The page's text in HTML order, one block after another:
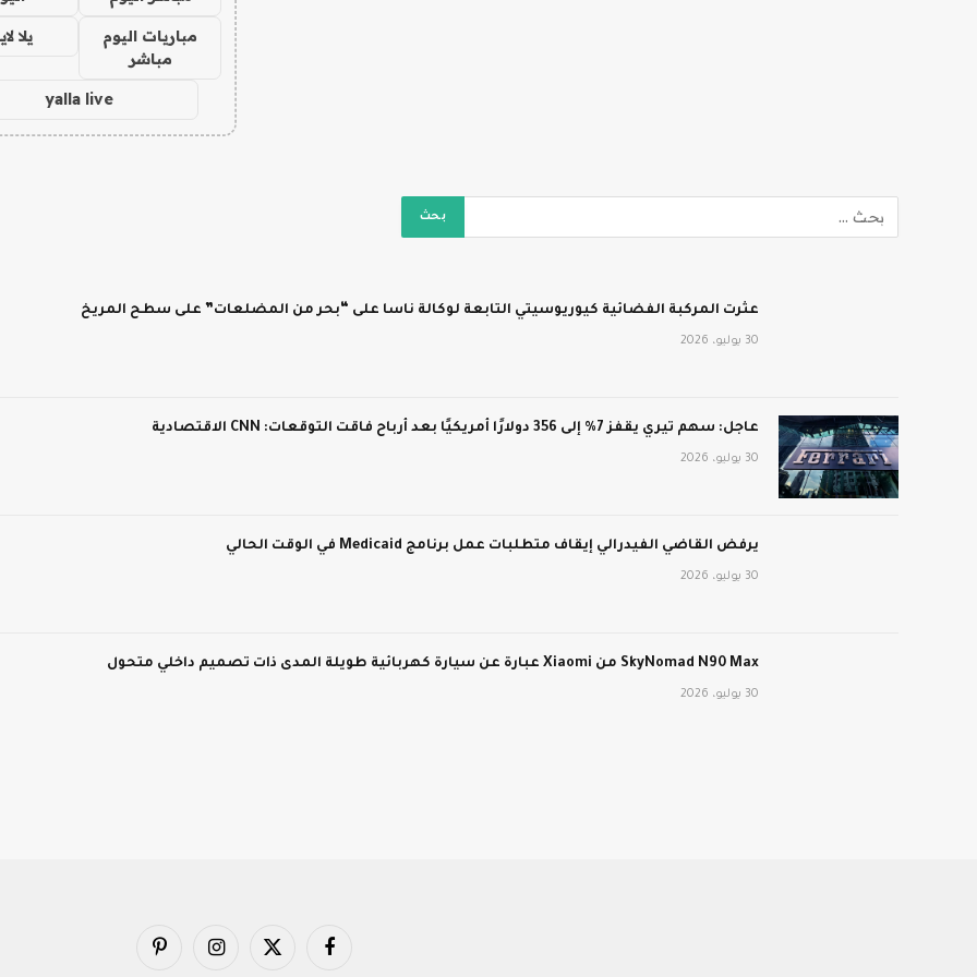
مباريات اليوم
مباشر
يلا
yalla live
عثرت المركبة الفضائية كيوريوسيتي التابعة لوكالة ناسا على “بحر من المضلعات” على سطح المريخ
30 يوليو، 2026
عاجل: سهم تيري يقفز 7% إلى 356 دولارًا أمريكيًا بعد أرباح فاقت التوقعات: CNN الاقتصادية
30 يوليو، 2026
يرفض القاضي الفيدرالي إيقاف متطلبات عمل برنامج Medicaid في الوقت الحالي
30 يوليو، 2026
SkyNomad N90 Max من Xiaomi عبارة عن سيارة كهربائية طويلة المدى ذات تصميم داخلي متحول
30 يوليو، 2026
فيسبوك X
الانستغرامبينتيريست